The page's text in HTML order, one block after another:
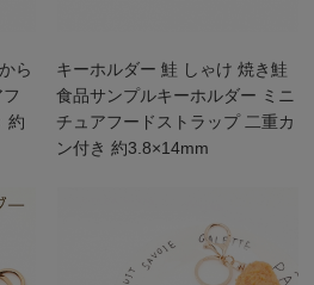
ら
キーホルダー 鮭 しゃけ 焼き鮭
食品サンプルキーホルダー ミニ
チュアフードストラップ 二重カ
ン付き 約3.8×14mm